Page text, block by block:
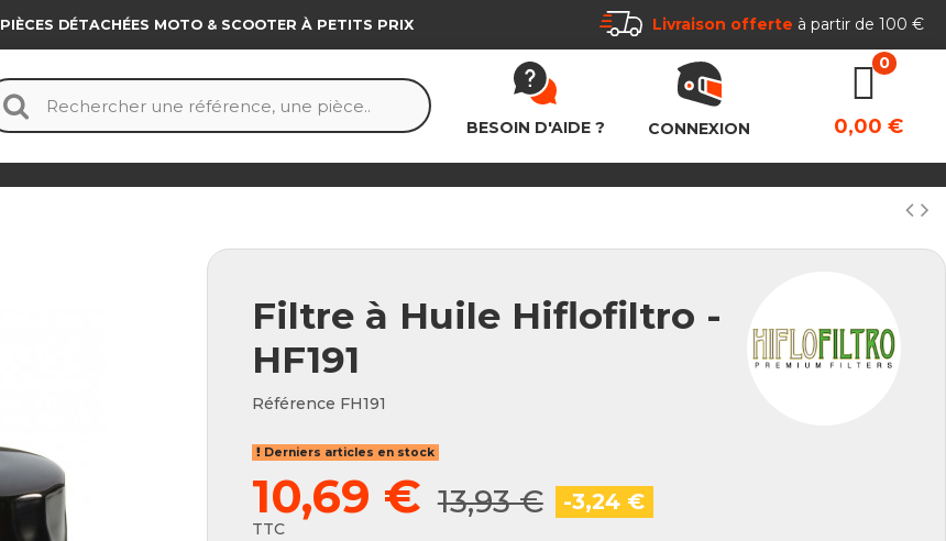
PIÈCES DÉTACHÉES MOTO & SCOOTER À PETITS PRIX Livraison offerte à partir de 100 €
BESOIN D'AIDE ? CONNEXION 0,00 €
Filtre à Huile Hiflofiltro -
HF191
Référence FH191
Derniers articles en stock
10,69 € 13,93 € -3,24 €
TTC